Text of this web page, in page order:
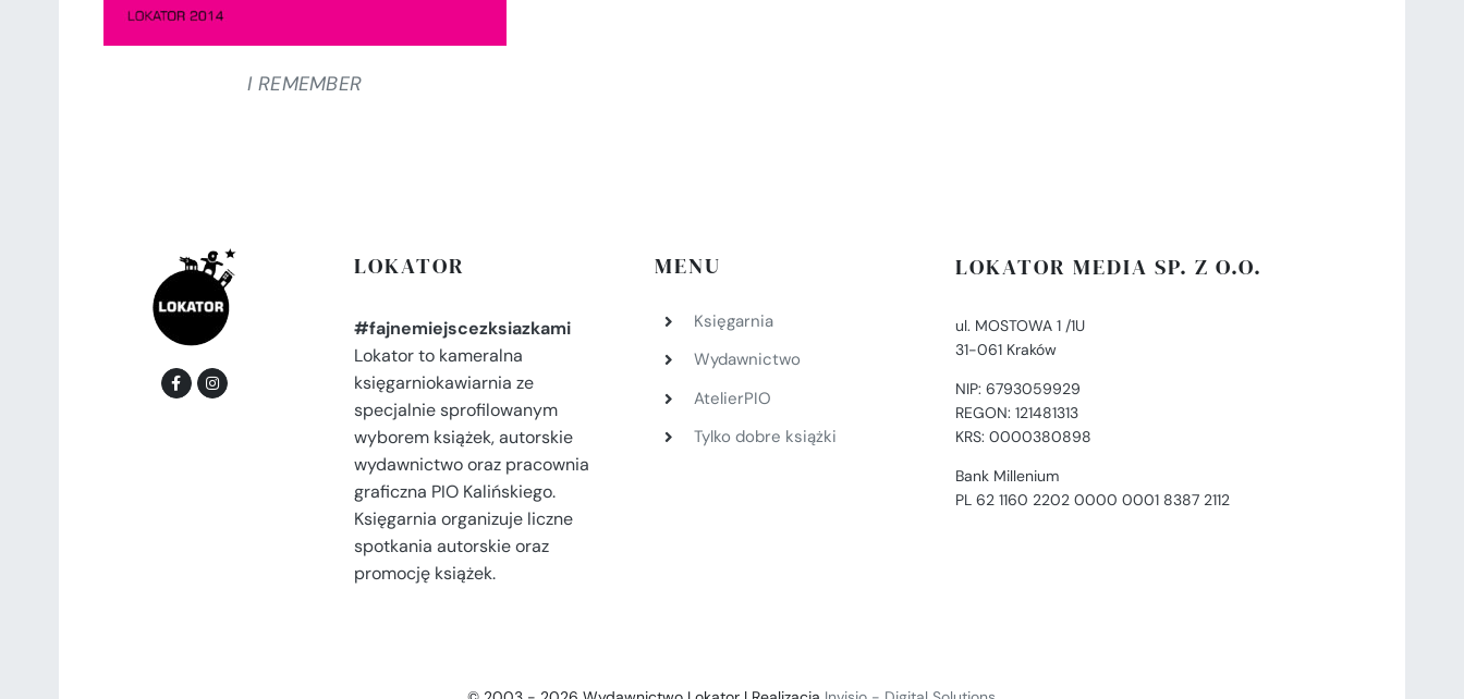
I REMEMBER
LOKATOR
#fajnemiejscezksiazkami
Lokator to kameralna
księgarniokawiarnia ze
specjalnie sprofilowanym
wyborem książek, autorskie
wydawnictwo oraz pracownia
graficzna PIO Kalińskiego.
Księgarnia organizuje liczne
spotkania autorskie oraz
promocję książek.
MENU
Księgarnia
Wydawnictwo
AtelierPIO
Tylko dobre książki
LOKATOR MEDIA SP. Z O.O.
ul. MOSTOWA 1 /1U
31-061 Kraków
NIP: 6793059929
REGON: 121481313
KRS: 0000380898
Bank Millenium
PL 62 1160 2202 0000 0001 8387 2112